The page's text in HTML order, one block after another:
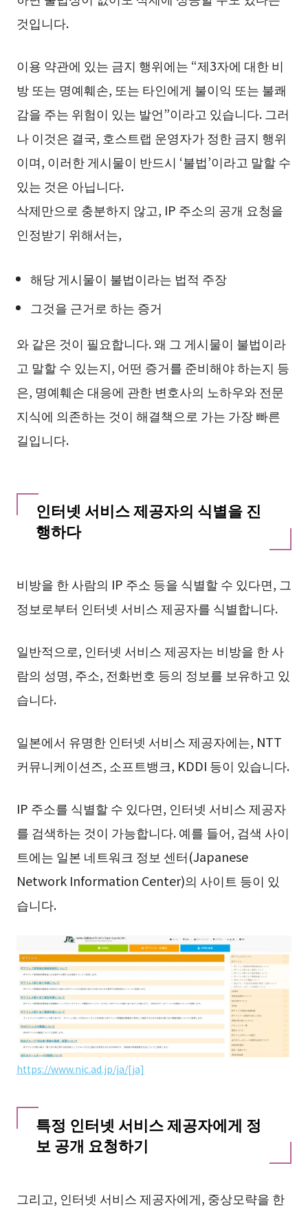
것입니다.
이용 약관에 있는 금지 행위에는 “제3자에 대한 비
방 또는 명예훼손, 또는 타인에게 불이익 또는 불쾌
감을 주는 위험이 있는 발언”이라고 있습니다. 그러
나 이것은 결국, 호스트랩 운영자가 정한 금지 행위
이며, 이러한 게시물이 반드시 ‘불법’이라고 말할 수
있는 것은 아닙니다.
삭제만으로 충분하지 않고, IP 주소의 공개 요청을
인정받기 위해서는,
해당 게시물이 불법이라는 법적 주장
그것을 근거로 하는 증거
와 같은 것이 필요합니다. 왜 그 게시물이 불법이라
고 말할 수 있는지, 어떤 증거를 준비해야 하는지 등
은, 명예훼손 대응에 관한 변호사의 노하우와 전문
지식에 의존하는 것이 해결책으로 가는 가장 빠른
길입니다.
인터넷 서비스 제공자의 식별을 진
행하다
비방을 한 사람의 IP 주소 등을 식별할 수 있다면, 그
정보로부터 인터넷 서비스 제공자를 식별합니다.
일반적으로, 인터넷 서비스 제공자는 비방을 한 사
람의 성명, 주소, 전화번호 등의 정보를 보유하고 있
습니다.
일본에서 유명한 인터넷 서비스 제공자에는, NTT
커뮤니케이션즈, 소프트뱅크, KDDI 등이 있습니다.
IP 주소를 식별할 수 있다면, 인터넷 서비스 제공자
를 검색하는 것이 가능합니다. 예를 들어, 검색 사이
트에는 일본 네트워크 정보 센터(Japanese
Network Information Center)의 사이트 등이 있
습니다.
https://www.nic.ad.jp/ja/[ja]
특정 인터넷 서비스 제공자에게 정
보 공개 요청하기
그리고, 인터넷 서비스 제공자에게, 중상모략을 한